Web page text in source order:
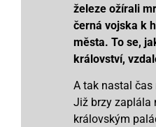
železe ožírali
černá vojska k
města. To se,
království,
A tak nastal čas
Již brzy zaplála
královským